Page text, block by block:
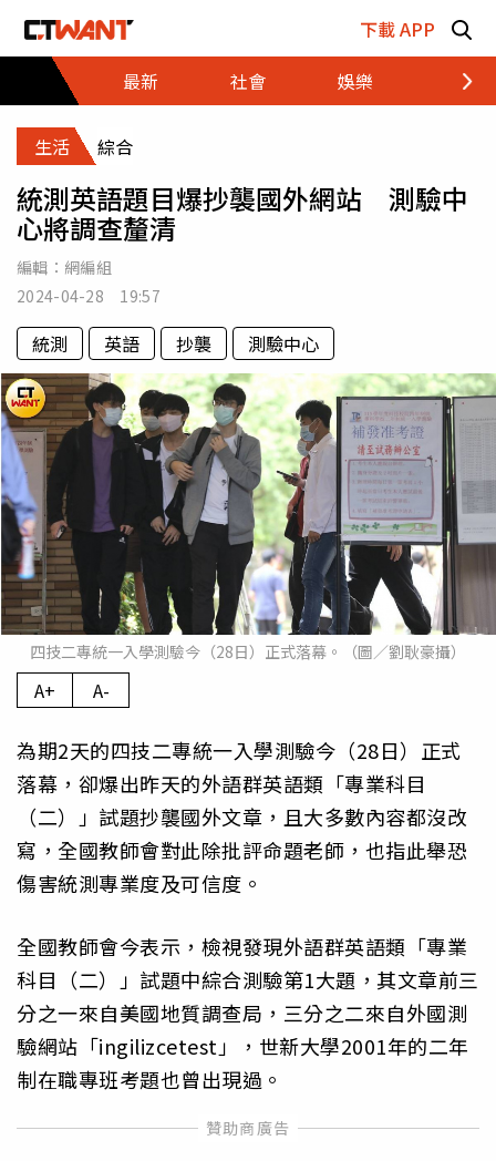
下載 APP
最新
社會 娛樂 財經
生活 綜合
統測英語題目爆抄襲國外網站 測驗中
心將調查釐清
編輯： 網編組
2024-04-28 19:57
統測 英語 抄襲 測驗中心
四技二專統一入學測驗今（28日）正式落幕。（圖／劉耿豪攝）
A+ A-
為期2天的四技二專統一入學測驗今（28日）正式
落幕，卻爆出昨天的外語群英語類「專業科目
（二）」試題抄襲國外文章，且大多數內容都沒改
寫，全國教師會對此除批評命題老師，也指此舉恐
傷害統測專業度及可信度。
全國教師會今表示，檢視發現外語群英語類「專業
科目（二）」試題中綜合測驗第1大題，其文章前三
分之一來自美國地質調查局，三分之二來自外國測
驗網站「ingilizcetest」，世新大學2001年的二年
制在職專班考題也曾出現過。